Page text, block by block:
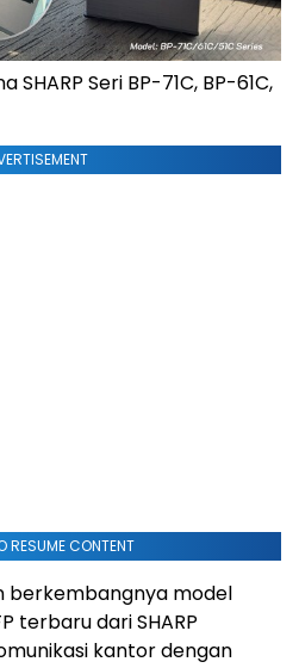
SHARP Seri BP-71C, BP-61C,
RESUME CONTENT
berkembangnya model
terbaru dari SHARP
kantor dengan